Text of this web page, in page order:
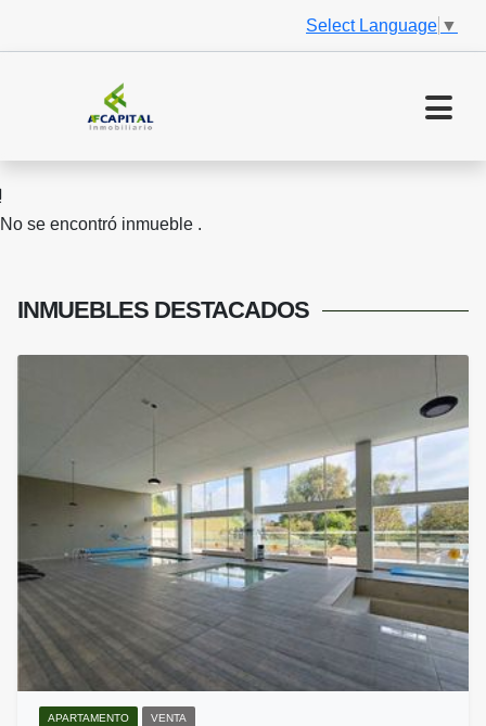
Select Language ▼
No se encontró inmueble .
INMUEBLES DESTACADOS
APARTAMENTO VENTA